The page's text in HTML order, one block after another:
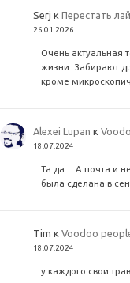
Serj кПерестать
26.01.2026
Очень актуальная
жизни. Забирают
кроме
Alexei Lupan к
18.07.2024
Та да… А почта и
была сделана в
Tim кVoodoo
18.07.2024
у каждого свои